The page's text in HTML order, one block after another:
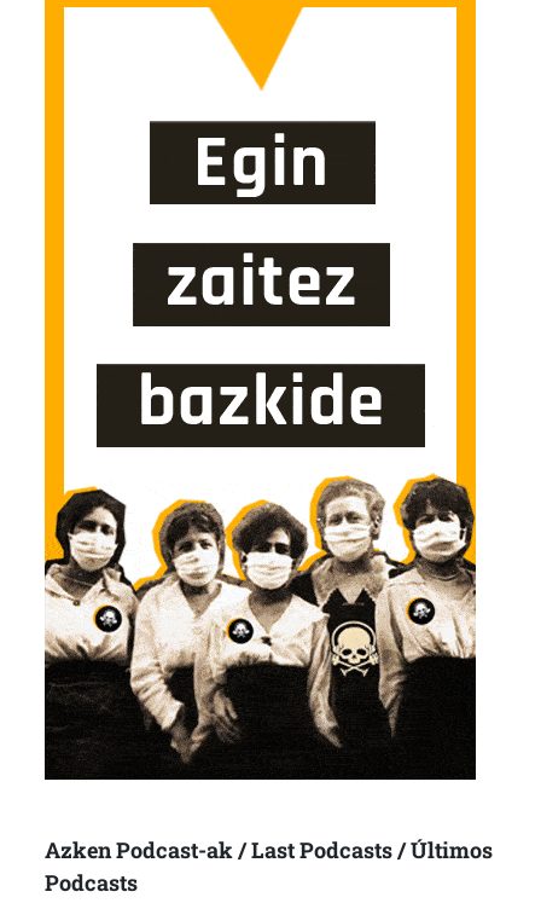
Azken Podcast-ak / Last Podcasts / Últimos
Podcasts